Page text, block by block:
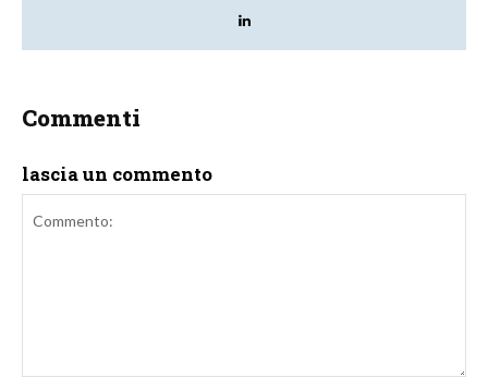
Commenti
lascia un commento